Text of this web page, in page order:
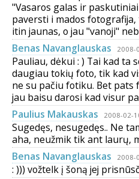
"Vasaros galas ir
paversti i mados
itin jaunas, o jau "vanoji"
Benas Navanglauskas
2008-
Pauliau, dėkui : ) Tai kad ta
daugiau tokių foto, tik kad
ne su pačiu fotiku. Bet pats
jau baisu darosi kad visur
Paulius Makauskas
2008-02-
Sugedęs, nesugedęs.. Ne
aha, neužmik tik ant laurų,
Benas Navanglauskas
2008-
: ))) vožtelk į šoną jej